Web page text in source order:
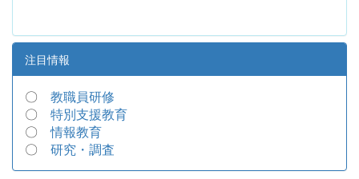
注目情報
〇 教職員研修
〇 特別支援教育
〇情報教育
〇 研究・調査